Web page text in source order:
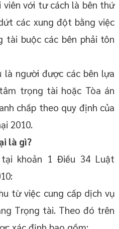
với tư cách là bên thứ
các xung đột bằng việc
tài buộc các bên phải tôn
là người được các bên lựa
trọng tài hoặc Tòa án
chấp theo quy định của
2010.
là gì?
khoản 1 Điều 34 Luật
từ việc cung cấp dịch vụ
Trọng tài. Theo đó trên